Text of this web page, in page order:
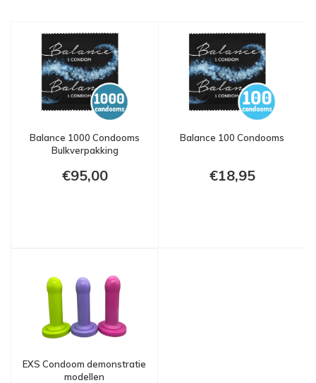
Balance 1000 Condooms
Bulkverpakking
€95,00
Balance 100 Condooms
€18,95
EXS Condoom demonstratie
modellen